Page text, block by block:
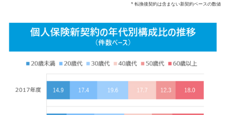
* 転換後契約は含まない新契約ベースの数値